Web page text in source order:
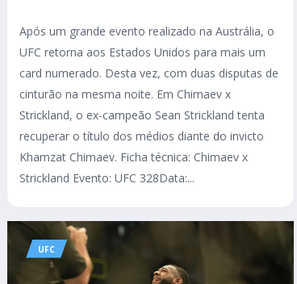
Após um grande evento realizado na Austrália, o
UFC retorna aos Estados Unidos para mais um
card numerado. Desta vez, com duas disputas de
cinturão na mesma noite. Em Chimaev x
Strickland, o ex-campeão Sean Strickland tenta
recuperar o título dos médios diante do invicto
Khamzat Chimaev. Ficha técnica: Chimaev x
Strickland Evento: UFC 328Data:...
UFC